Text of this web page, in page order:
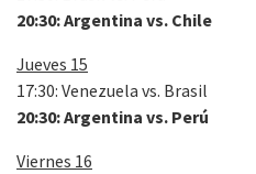
20:30: Argentina vs. Chile
Jueves 15
17:30: Venezuela vs. Brasil
20:30: Argentina vs. Perú
Viernes 16